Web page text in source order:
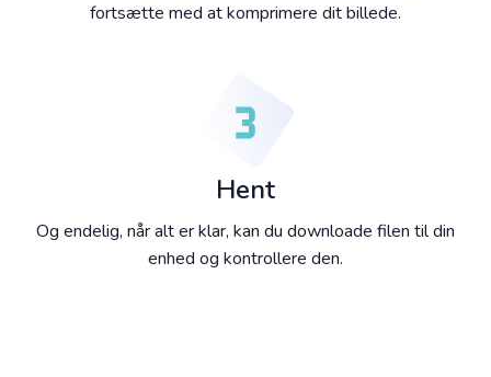
fortsætte med at komprimere dit billede.
Hent
Og endelig, når alt er klar, kan du downloade filen til din
enhed og kontrollere den.